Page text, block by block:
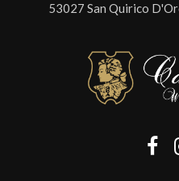
53027 San Quirico